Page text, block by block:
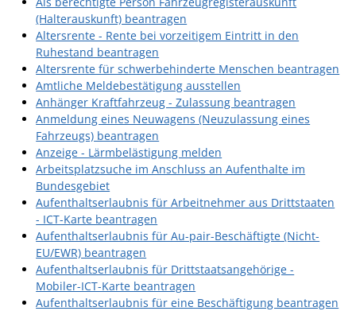
Mängelmeldung online
Winterdienst
Gutachterausschuss
Organspende
Gleichstellung
Selbstbestimmung
Fachstelle
Wohnungssicherung
Aushang- und Schaukästen
Öffentliche
Bekanntmachungen
(Halterauskunft) beantragen
Altersrente - Rente bei vorzeitigem Eintritt in den
Ruhestand beantragen
Altersrente für schwerbehinderte Menschen beantragen
Amtliche Meldebestätigung ausstellen
Anhänger Kraftfahrzeug - Zulassung beantragen
Anmeldung eines Neuwagens (Neuzulassung eines
Fahrzeugs) beantragen
Anzeige - Lärmbelästigung melden
Arbeitsplatzsuche im Anschluss an Aufenthalte im
Bundesgebiet
Aufenthaltserlaubnis für Arbeitnehmer aus Drittstaaten
- ICT-Karte beantragen
Aufenthaltserlaubnis für Au-pair-Beschäftigte (Nicht-
EU/EWR) beantragen
Aufenthaltserlaubnis für Drittstaatsangehörige -
Mobiler-ICT-Karte beantragen
Aufenthaltserlaubnis für eine Beschäftigung beantragen